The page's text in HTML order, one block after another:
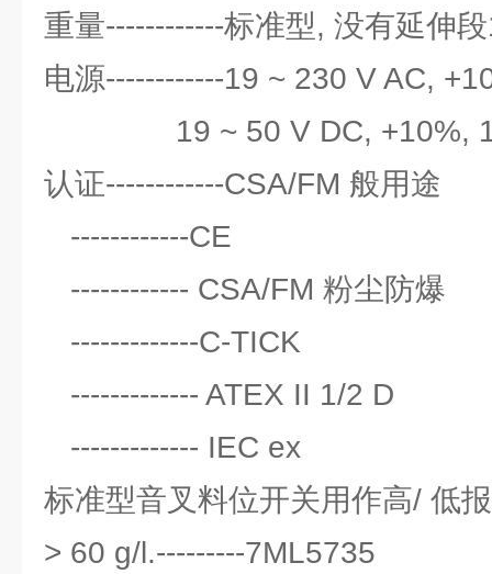
重量------------标准型, 没有延伸
电源------------19 ~ 230 V AC,
19 ~ 50 V DC, +10%,
认证------------CSA/FM 般用途
------------CE
------------ CSA/FM 粉尘防爆
-------------C-TICK
------------- ATEX II 1/2 D
------------- IEC ex
标准型音叉料位开关用作高/ 低
> 60 g/l.---------7ML5735